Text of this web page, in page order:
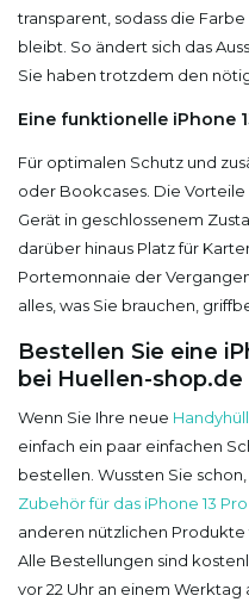
transparent, sodass die
bleibt. So ändert sich das
Sie haben trotzdem den
Eine funktionelle iPhone
Für optimalen Schutz und
oder Bookcases. Die Vorteile
Gerät in geschlossenem
darüber hinaus Platz für
Portemonnaie der
alles, was Sie brauchen,
Bestellen Sie eine
bei Huellen-shop.de
Wenn Sie Ihre neue
einfach ein paar einfachen
bestellen. Wussten Sie
Zubehör für das iPhone 13
anderen nützlichen Produkte
Alle Bestellungen sind
vor 22 Uhr an einem